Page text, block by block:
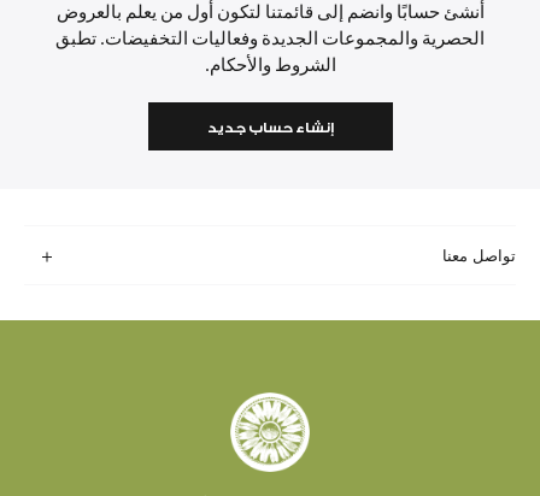
أنشئ حسابًا وانضم إلى قائمتنا لتكون أول من يعلم بالعروض
الحصرية والمجموعات الجديدة وفعاليات التخفيضات. تطبق
الشروط والأحكام.
إنشاء حساب جديد
تواصل معنا